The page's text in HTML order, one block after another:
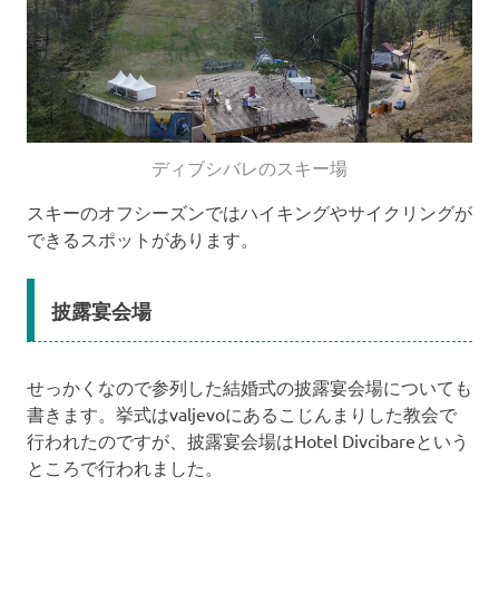
ディブシバレのスキー場
スキーのオフシーズンではハイキングやサイクリングが
できるスポットがあります。
披露宴会場
せっかくなので参列した結婚式の披露宴会場についても
書きます。挙式はvaljevoにあるこじんまりした教会で
行われたのですが、披露宴会場はHotel Divcibareという
ところで行われました。